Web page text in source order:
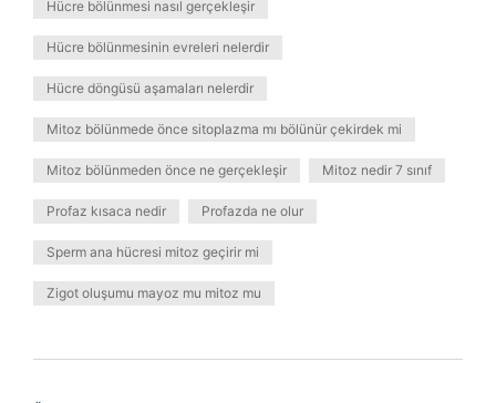
Hücre bölünmesi nasıl gerçekleşir
Hücre bölünmesinin evreleri nelerdir
Hücre döngüsü aşamaları nelerdir
Mitoz bölünmede önce sitoplazma mı bölünür çekirdek mi
Mitoz bölünmeden önce ne gerçekleşir Mitoz nedir 7 sınıf
Profaz kısaca nedir Profazda ne olur
Sperm ana hücresi mitoz geçirir mi
Zigot oluşumu mayoz mu mitoz mu